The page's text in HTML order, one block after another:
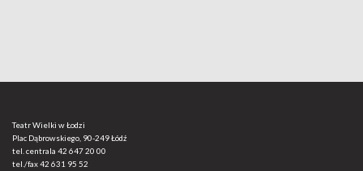
Teatr Wielki w Łodzi
Plac Dąbrowskiego, 90-249 Łódź
tel. centrala 42 647 20 00
tel./fax42 631 95 52